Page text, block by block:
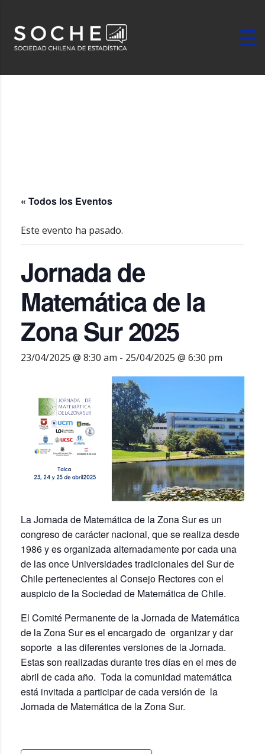
« Todos los Eventos
Este evento ha pasado.
Jornada de
Matemática de la
Zona Sur 2025
23/04/2025 @ 8:30 am - 25/04/2025 @ 6:30 pm
La Jornada de Matemática de la Zona Sur es un
congreso de carácter nacional, que se realiza desde
1986 y es organizada alternadamente por cada una
de las once Universidades tradicionales del Sur de
Chile pertenecientes al Consejo Rectores con el
auspicio de la Sociedad de Matemática de Chile.
El Comité Permanente de la Jornada de Matemática
de la Zona Sur es el encargado de organizar y dar
soporte a las diferentes versiones de la Jornada.
Estas son realizadas durante tres días en el mes de
abril de cada año. Toda la comunidad matemática
está invitada a participar de cada versión de la
Jornada de Matemática de la Zona Sur.